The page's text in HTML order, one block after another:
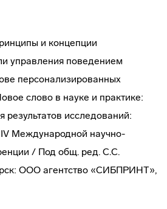
и концепции
управления поведением
персонализированных
слово в науке и практике:
результатов исследований:
Международной научно-
/ Под общ. ред. С.С.
ООО агентство «СИБПРИНТ»,